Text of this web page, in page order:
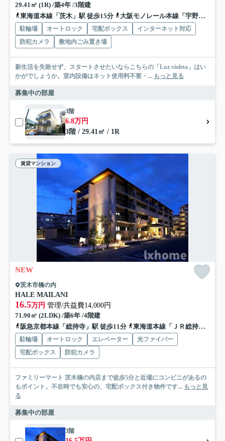
29.41㎡ (1R) /築4年 /3階建
東海道本線「茨木」駅 徒歩15分
大阪モノレール本線「宇野辺」駅 徒歩2分
駐輪場 オートロック 宅配ボックス
インターネット対応
防犯カメラ
敷地内ごみ置き場
新生活を失敗せず、スタートさせたいならこちらの「Luz violeta」はい
かがでしょうか。室内設備はネット使用料不要・... もっと見る
募集中の部屋
3階
6.8万円
3階 / 29.41㎡ / 1R
賃貸マンション
NEW
茨木市橋の内
HALE MAILANI
16.5万円 管理/共益費14,000円
71.90㎡ (2LDK) /築6年 /4階建
阪急京都本線「総持寺」駅 徒歩11分
東海道本線「ＪＲ総持寺」駅 徒歩20分
駐輪場 オートロック エレベーター
光ファイバー
宅配ボックス
防犯カメラ
ファミリーマート 茨木橋の内店まで徒歩5分と近場にコンビニがあるの
もポイント。不在時でも安心の、宅配ボックス付き物件です... もっと見
る
募集中の部屋
3階